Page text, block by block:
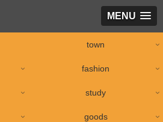
MENU
town
fashion
study
goods